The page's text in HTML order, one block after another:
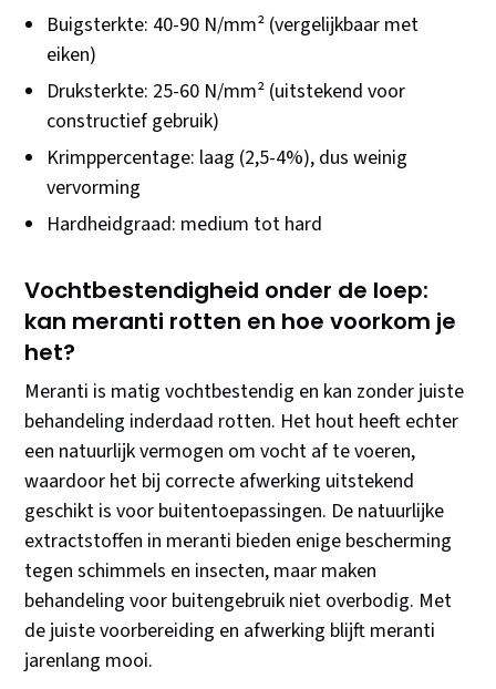
Buigsterkte: 40-90 N/mm² (vergelijkbaar met
eiken)
Druksterkte: 25-60 N/mm² (uitstekend voor
constructief gebruik)
Krimppercentage: laag (2,5-4%), dus weinig
vervorming
Hardheidgraad: medium tot hard
Vochtbestendigheid onder de loep:
kan meranti rotten en hoe voorkom je
het?
Meranti is matig vochtbestendig en kan zonder juiste
behandeling inderdaad rotten. Het hout heeft echter
een natuurlijk vermogen om vocht af te voeren,
waardoor het bij correcte afwerking uitstekend
geschikt is voor buitentoepassingen. De natuurlijke
extractstoffen in meranti bieden enige bescherming
tegen schimmels en insecten, maar maken
behandeling voor buitengebruik niet overbodig. Met
de juiste voorbereiding en afwerking blijft meranti
jarenlang mooi.